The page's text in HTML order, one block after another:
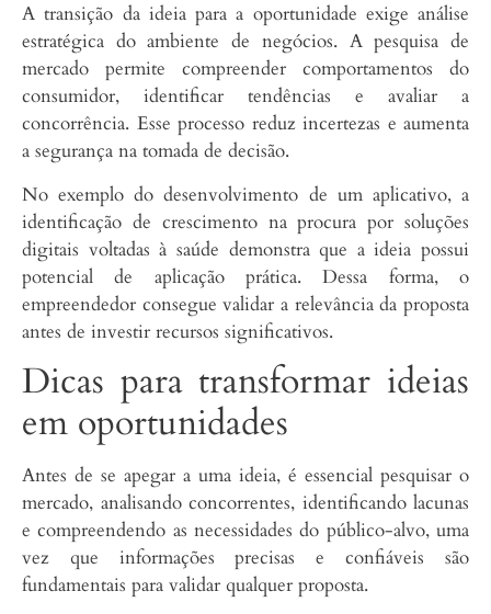
A transição da ideia para a oportunidade exige análise
estratégica do ambiente de negócios. A pesquisa de
mercado permite compreender comportamentos do
consumidor, identificar tendências e avaliar a
concorrência. Esse processo reduz incertezas e aumenta
a segurança na tomada de decisão.
No exemplo do desenvolvimento de um aplicativo, a
identificação de crescimento na procura por soluções
digitais voltadas à saúde demonstra que a ideia possui
potencial de aplicação prática. Dessa forma, o
empreendedor consegue validar a relevância da proposta
antes de investir recursos significativos.
Dicas para transformar ideias
em oportunidades
Antes de se apegar a uma ideia, é essencial pesquisar o
mercado, analisando concorrentes, identificando lacunas
e compreendendo as necessidades do público-alvo, uma
vez que informações precisas e confiáveis são
fundamentais para validar qualquer proposta.